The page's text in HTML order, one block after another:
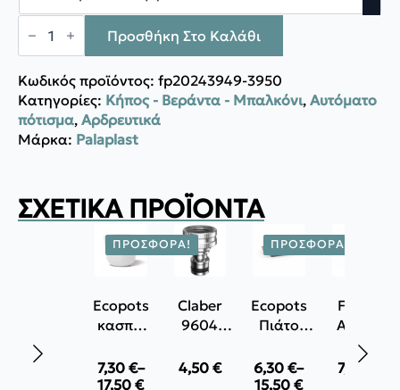
Palaplast
Σπέσιαλ
Ταφ
ποσότητα
Προσθήκη Στο Καλάθι
Κωδικός προϊόντος: fp20243949-3950
Κατηγορίες: Κήπος - Βεράντα - Μπαλκόνι, Αυτόματο
πότισμα, Αρδρευτικά
Μάρκα: Palaplast
ΣΧΕΤΙΚΆ ΠΡΟΪΌΝΤΑ
ΠΡΟΣΦΟΡΆ!
Ecopots
κασπώ
Mini
7,30 €–
17,50€
Price
Claber
9604
Ρακόρ
4,50 €
ΠΡΟΣΦΟΡΆ!
Ecopots
Πιάτο
6,30€–
15,50€
Price
Forge
Adour
Ανοξείδωτο
σύρμα
7,70